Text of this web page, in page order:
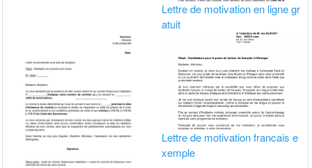
Lettre de motivation en ligne gr
atuit
Lettre de motivation francais e
xemple